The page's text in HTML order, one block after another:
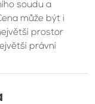
soudu a
může být i
prostor
právní